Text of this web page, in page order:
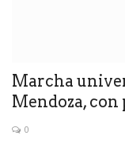
Marcha
Mendoza,
0